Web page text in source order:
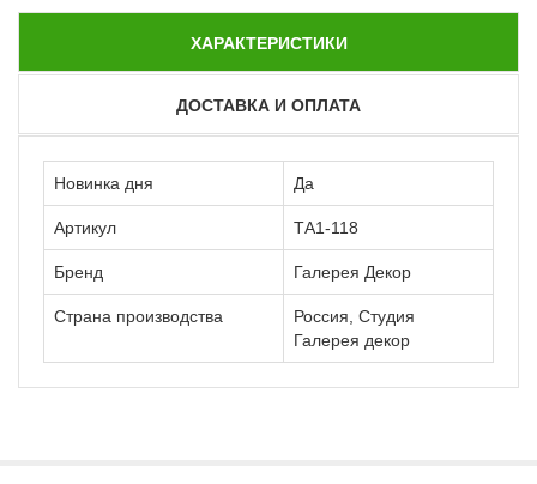
ХАРАКТЕРИСТИКИ
ДОСТАВКА И ОПЛАТА
Новинка дня Да
Артикул ТА1-118
Бренд Галерея Декор
Страна производства
Россия, Студия
Галерея декор